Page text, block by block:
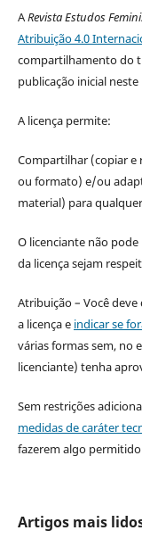
ARevista Estudos
Atribuição 4.0
compartilhamento do
publicação inicial
A licença permite:
Compartilhar (copiar
ou formato) e/ou
material) para
O licenciante não
da licença sejam
Atribuição – Você deve
a licença e indicar se
várias formas sem, no
licenciante) tenha
Sem restrições
medidas de caráter
fazerem algo permitido
Artigos mais